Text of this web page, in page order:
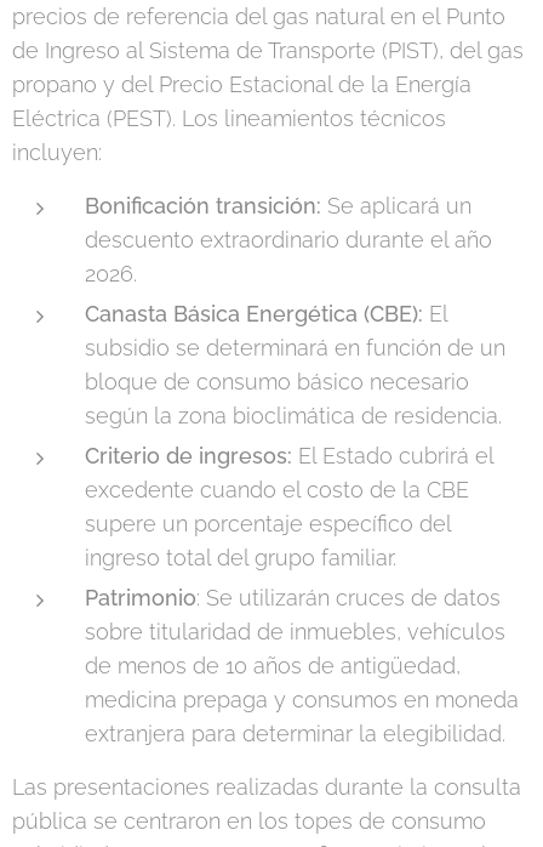
precios de referencia del gas natural en el Punto
de Ingreso al Sistema de Transporte (PIST), del gas
propano y del Precio Estacional de la Energía
Eléctrica (PEST). Los lineamientos técnicos
incluyen:
Bonificación transición: Se aplicará un
descuento extraordinario durante el año
2026.
Canasta Básica Energética (CBE): El
subsidio se determinará en función de un
bloque de consumo básico necesario
según la zona bioclimática de residencia.
Criterio de ingresos: El Estado cubrirá el
excedente cuando el costo de la CBE
supere un porcentaje específico del
ingreso total del grupo familiar.
Patrimonio: Se utilizarán cruces de datos
sobre titularidad de inmuebles, vehículos
de menos de 10 años de antigüedad,
medicina prepaga y consumos en moneda
extranjera para determinar la elegibilidad.
Las presentaciones realizadas durante la consulta
pública se centraron en los topes de consumo